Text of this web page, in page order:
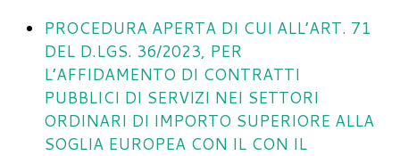
PROCEDURA APERTA DI CUI ALL’ART. 71
DEL D.LGS. 36/2023, PER
L’AFFIDAMENTO DI CONTRATTI
PUBBLICI DI SERVIZI NEI SETTORI
ORDINARI DI IMPORTO SUPERIORE ALLA
SOGLIA EUROPEA CON IL CON IL